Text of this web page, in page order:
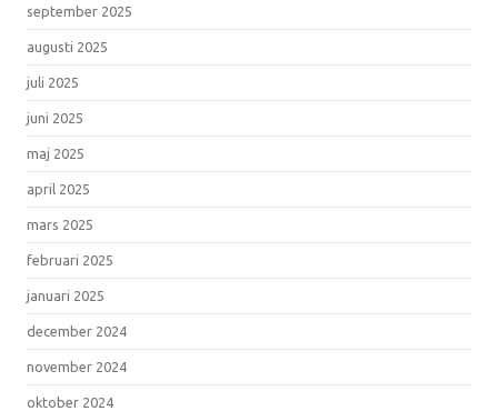
september 2025
augusti 2025
juli 2025
juni 2025
maj 2025
april 2025
mars 2025
februari 2025
januari 2025
december 2024
november 2024
oktober 2024